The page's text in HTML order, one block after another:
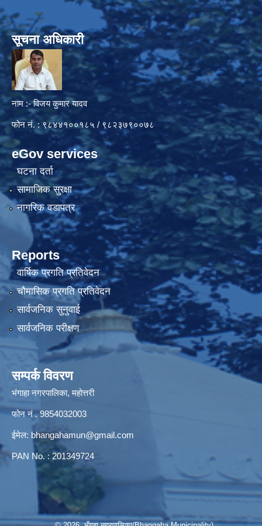
सूचना अधिकारी
नाम :- विजय कुमार यादव
फोन नं. : ९८४४१००१८५ / ९८२३७९००७८
eGov services
घटना दर्ता
सामाजिक सुरक्षा
नागरिक वडापत्र
Reports
वार्षिक प्रगति प्रतिवेदन
चौमासिक प्रगति प्रतिवेदन
सार्वजनिक सुनुवाई
सार्वजनिक परीक्षण
सम्पर्क विवरण
भंगाहा नगरपालिका, महोत्तरी
फोन नं . 9854032003
ईमेल: bhangahamun@gmail.com
PAN No. : 201349724